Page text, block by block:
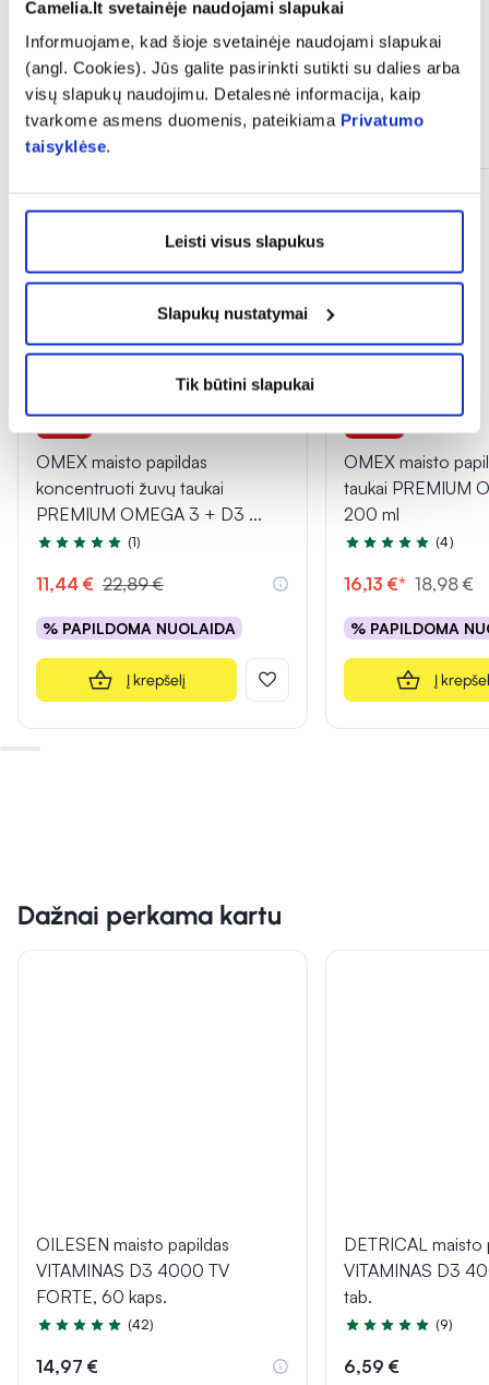
Camelia.lt svetainėje naudojami slapukai
Informuojame, kad šioje svetainėje naudojami slapukai
(angl. Cookies). Jūs galite pasirinkti sutikti su dalies arba
visų slapukų naudojimu. Detalesnė informacija, kaip
tvarkome asmens duomenis, pateikiama Privatumo
taisyklėse.
Leisti visus slapukus
Slapukų nustatymai
Tik būtini slapukai
Panašios prekės
OMEX maisto papildas
koncentruoti žuvų taukai
PREMIUM OMEGA 3 + D3 ...
Įvertinimas 5.0 iš 5
(1)
11,44 € 22,89 €
% PAPILDOMA NUOLAIDA
Į krepšelį
OMEX maisto
taukai PREMIUM
200 ml
Įvertinimas 5.0 iš 5
(4)
16,13 €* 18,98 €
% PAPILDOMA
Į
Dažnai perkama kartu
OILESEN maisto papildas
VITAMINAS D3 4000 TV
FORTE, 60 kaps.
Įvertinimas 5.0 iš 5
(42)
14,97 €
DETRICAL maisto
VITAMINAS D3
tab.
Įvertinimas 4.9 iš 5
(9)
6,59 €